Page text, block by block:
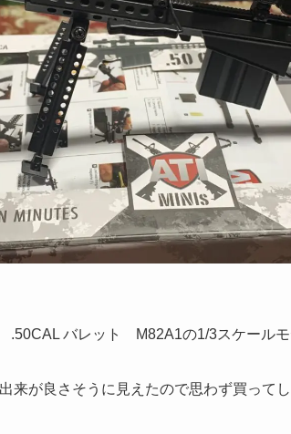
バレット M82A1の1/3スケールモ
来が良さそうに見えたので思わず買ってし